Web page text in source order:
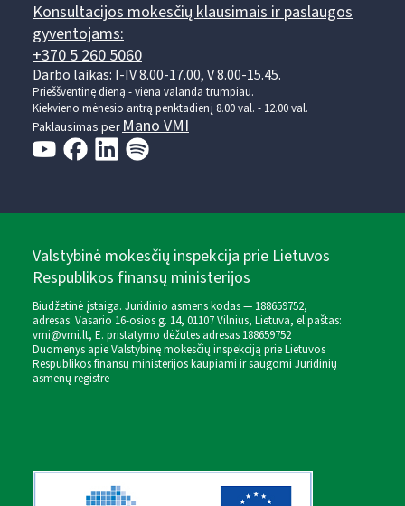
Konsultacijos mokesčių klausimais ir paslaugos
gyventojams:
+370 5 260 5060
Darbo laikas: I-IV 8.00-17.00, V 8.00-15.45.
Prieššventinę dieną - viena valanda trumpiau.
Kiekvieno mėnesio antrą penktadienį 8.00 val. - 12.00 val.
Paklausimas perMano VMI
Valstybinė mokesčių inspekcija prie Lietuvos
Respublikos finansų ministerijos
Biudžetinė įstaiga. Juridinio asmens kodas — 188659752,
adresas: Vasario 16-osios g. 14, 01107 Vilnius, Lietuva, el.paštas:
vmi@vmi.lt, E. pristatymo dėžutės adresas 188659752
Duomenys apie Valstybinę mokesčių inspekciją prie Lietuvos
Respublikos finansų ministerijos kaupiami ir saugomi Juridinių
asmenų registre